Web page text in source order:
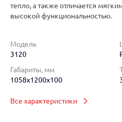
тепло, а также отличается
высокой функциональностью.
Модель
3120
Габариты, мм
1058x1200x100
Все характеристики